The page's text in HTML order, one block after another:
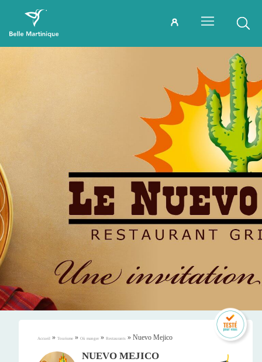
Accueil » Tourisme » Où manger » Restaurants » Nuevo Mejico
NUEVO MEJICO